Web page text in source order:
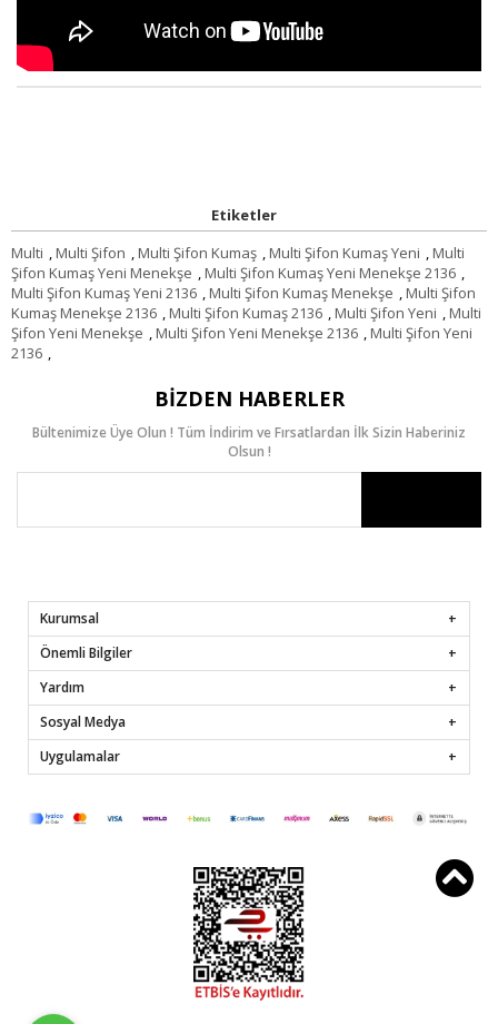
Etiketler
Multi ,Multi Şifon ,Multi Şifon Kumaş ,Multi Şifon Kumaş Yeni ,Multi
Şifon Kumaş Yeni Menekşe ,Multi Şifon Kumaş Yeni Menekşe 2136 ,
Multi Şifon Kumaş Yeni 2136 ,Multi Şifon Kumaş Menekşe ,Multi Şifon
Kumaş Menekşe 2136 ,Multi Şifon Kumaş 2136 ,Multi Şifon Yeni ,Multi
Şifon Yeni Menekşe ,Multi Şifon Yeni Menekşe 2136 ,Multi Şifon Yeni
2136 ,
BIZDEN HABERLER
Bültenimize Üye Olun ! Tüm İndirim ve Fırsatlardan İlk Sizin Haberiniz
Olsun !
Kurumsal
Önemli Bilgiler
Yardım
Sosyal Medya
Uygulamalar